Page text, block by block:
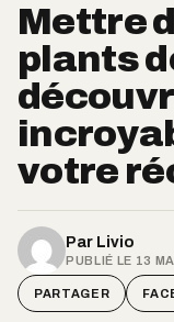
Mettre
plants
votre
Par Livio
PUBLIÉ LE 13
PARTAGER